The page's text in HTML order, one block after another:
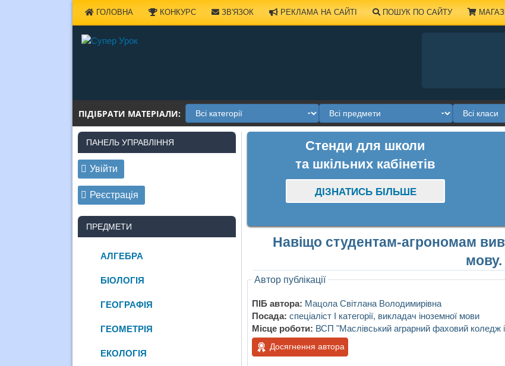
ГОЛОВНА КОНКУРС ЗВ'ЯЗОК РЕКЛАМА НА САЙТІ ПОШУК ПО САЙТУ
ПІДІБРАТИ МАТЕРІАЛИ:
Стенди для школи
та шкільних кабінетів
ДІЗНАТИСЬ БІЛЬШЕ
Навіщо студентам-агрономам
мову.
Автор публікації
ПІБ автора: Мацола Світлана Володимирівна
Посада: спеціаліст І категорії, викладач іноземної мови
Місце роботи: ВСП "Маслівський аграрний фаховий коледж
Досягнення автора
ПАНЕЛЬ УПРАВЛІННЯ
Увійти
Реєстрація
ПРЕДМЕТИ
АЛГЕБРА
БІОЛОГІЯ
ГЕОГРАФІЯ
ГЕОМЕТРІЯ
ЕКОЛОГІЯ